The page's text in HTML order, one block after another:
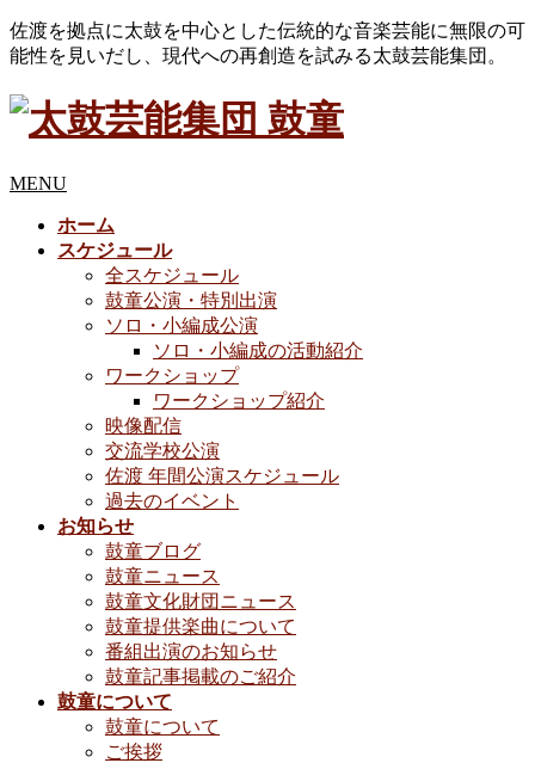
佐渡を拠点に太鼓を中心とした伝統的な音楽芸能に無限の可
能性を見いだし、現代への再創造を試みる太鼓芸能集団。
MENU
ホーム
スケジュール
全スケジュール
鼓童公演・特別出演
ソロ・小編成公演
ソロ・小編成の活動紹介
ワークショップ
ワークショップ紹介
映像配信
交流学校公演
佐渡 年間公演スケジュール
過去のイベント
お知らせ
鼓童ブログ
鼓童ニュース
鼓童文化財団ニュース
鼓童提供楽曲について
番組出演のお知らせ
鼓童記事掲載のご紹介
鼓童について
鼓童について
ご挨拶